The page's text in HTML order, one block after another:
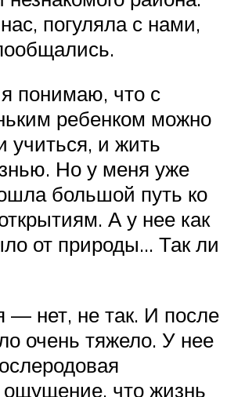
погуляла с нами,
понимаю, что с
ребенком можно
учиться, и жить
Но у меня уже
большой путь ко
А у нее как
от природы… Так ли
— нет, не так. И после
очень тяжело. У нее
что жизнь